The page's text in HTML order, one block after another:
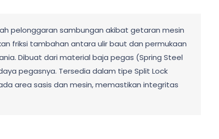
pelonggaran sambungan akibat getaran mesin
friksi tambahan antara ulir baut dan permukaan
Dibuat dari material baja pegas (Spring Steel
pegasnya. Tersedia dalam tipe Split Lock
area sasis dan mesin, memastikan integritas